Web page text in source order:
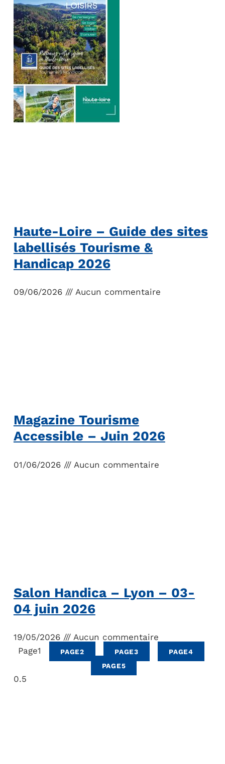
Haute-Loire – Guide des sites
labellisés Tourisme &
Handicap 2026
09/06/2026 Aucun commentaire
Magazine Tourisme
Accessible – Juin 2026
01/06/2026 Aucun commentaire
Salon Handica – Lyon – 03-
04 juin 2026
19/05/2026
Aucun commentaire
Page1 PAGE2 PAGE3 PAGE4
PAGE5